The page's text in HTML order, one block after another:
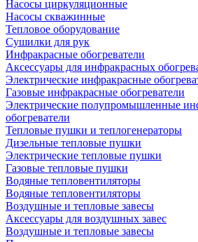
Насосы циркуляционные
Насосы скважинные
Тепловое оборудование
Сушилки для рук
Инфракрасные обогреватели
Аксессуары для инфракрасных
Электрические инфракрасные
Газовые инфракрасные обогреватели
Электрические полупромышленные
обогреватели
Тепловые пушки и теплогенераторы
Дизельные тепловые пушки
Электрические тепловые пушки
Газовые тепловые пушки
Водяные тепловентиляторы
Водяные тепловентиляторы
Воздушные и тепловые завесы
Аксессуары для воздушных завес
Воздушные и тепловые завесы